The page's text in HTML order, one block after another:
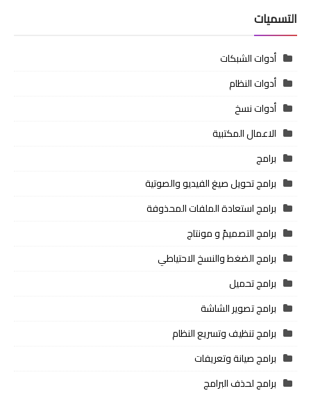
التسميات
أدوات الشبكات
أدوات النظام
أدوات نسخ
الاعمال المكتبية
برامج
برامج تحويل صيغ الفيديو والصوتية
برامج استعادة الملفات المحذوفة
برامج التصميمً و مونتاج
برامج الضغط والنسخ الاحتياطي
برامج تحميل
برامج تصوير الشاشة
برامج تنظيف وتسريع النظام
برامج صيانة وتعريفات
برامج لحذف البرامج